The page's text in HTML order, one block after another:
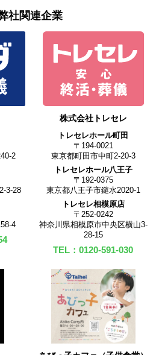
社関連企業
2
3-28
4
株式会社トレセレ
トレセレホール町田
〒194-0021
東京都町田市中町2-20-3
トレセレホール八王子
〒192-0375
東京都八王子市鑓水2020-1
トレセレ相模原店
〒252-0242
神奈川県相模原市中央区横山3-
28-15
TEL：0120-591-030